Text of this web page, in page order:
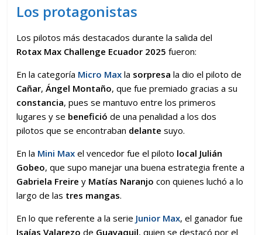
Los protagonistas
Los pilotos más destacados durante la salida del
Rotax Max Challenge Ecuador 2025 fueron:
En la categoría Micro Max la sorpresa la dio el piloto de
Cañar,Ángel Montaño, que fue premiado gracias a su
constancia, pues se mantuvo entre los primeros
lugares y se benefició de una penalidad a los dos
pilotos que se encontraban delante suyo.
En la Mini Max el vencedor fue el piloto local Julián
Gobeo, que supo manejar una buena estrategia frente a
Gabriela Freire y Matías Naranjo con quienes luchó a lo
largo de las tres mangas.
En lo que referente a la serie Junior Max, el ganador fue
Isaías Valarezo de Guayaquil, quien se destacó por el